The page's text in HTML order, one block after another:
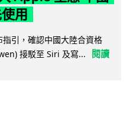
用
引，確認中國大陸合資格
接駁至 Siri 及寫...
閱讀